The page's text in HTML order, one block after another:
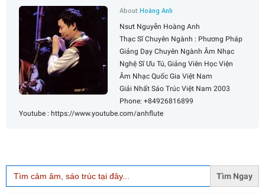
AboutHoàng Anh
Nsưt Nguyễn Hoàng Anh
Thạc Sĩ Chuyên Ngành : Phương Pháp
Giảng Dạy Chuyên Ngành Âm Nhạc
Nghệ Sĩ Ưu Tú, Giảng Viên Học Viện
Âm Nhạc Quốc Gia Việt Nam
Giải Nhất Sáo Trúc Việt Nam 2003
Phone: +84926816899
Youtube : https://www.youtube.com/anhflute
Search
for: